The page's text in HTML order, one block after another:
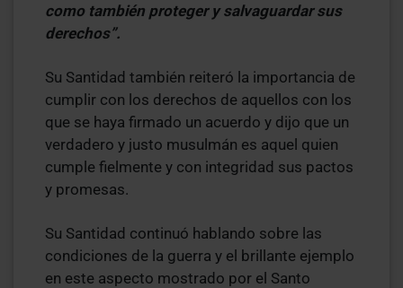
como también proteger y salvaguardar sus
derechos”.
Su Santidad también reiteró la importancia de
cumplir con los derechos de aquellos con los
que se haya firmado un acuerdo y dijo que un
verdadero y justo musulmán es aquel quien
cumple fielmente y con integridad sus pactos
y promesas.
Su Santidad continuó hablando sobre las
condiciones de la guerra y el brillante ejemplo
en este aspecto mostrado por el Santo